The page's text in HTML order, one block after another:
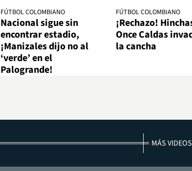
FÚTBOL COLOMBIANO
Nacional sigue sin
encontrar estadio,
¡Manizales dijo no al
‘verde’ en el
Palogrande!
FÚTBOL COLOMBIANO
¡Rechazo!
Once Caldas
la cancha
MÁS VIDEOS